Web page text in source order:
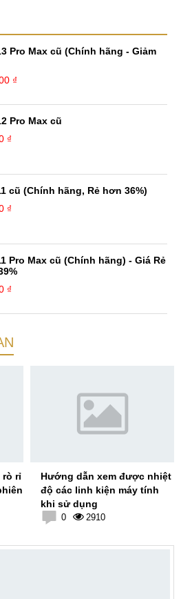
thần tự giác và sự chuyên nghiệp là
Pro Max cũ (Chính hãng - Giảm
₫
Pro Max cũ
₫
cũ (Chính hãng, Rẻ hơn 36%)
₫
Pro Max cũ (Chính hãng) - Giá Rẻ
₫
rò rỉ
Hướng dẫn xem được nhiệt
độ các linh kiện máy tính
khi sử dụng
0 2910